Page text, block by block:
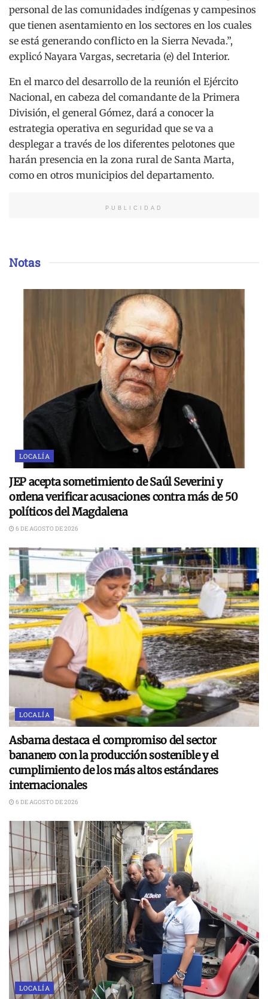
personal de las comunidades indígenas y campesinos
que tienen asentamiento en los sectores en los cuales
se está generando conflicto en la Sierra Nevada.”,
explicó Nayara Vargas, secretaria (e) del Interior.
En el marco del desarrollo de la reunión el Ejército
Nacional, en cabeza del comandante de la Primera
División, el general Gómez, dará a conocer la
estrategia operativa en seguridad que se va a
desplegar a través de los diferentes pelotones que
harán presencia en la zona rural de Santa Marta,
como en otros municipios del departamento.
PUBLICIDAD
Notas
LOCALÍA
JEP acepta sometimiento de Saúl Severini y
ordena verificar acusaciones contra más de 50
políticos del Magdalena
6 DE AGOSTO DE 2026
LOCALÍA
Asbama destaca el compromiso del sector
bananero con la producción sostenible y el
cumplimiento de los más altos estándares
internacionales
6 DE AGOSTO DE 2026
LOCALÍA